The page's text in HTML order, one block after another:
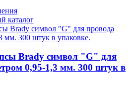
каталог
Brady символ "G" для
0,95-1,3 мм. 300 штук в